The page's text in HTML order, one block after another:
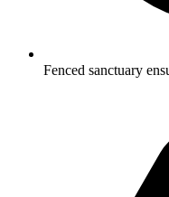
Fenced sanctuary